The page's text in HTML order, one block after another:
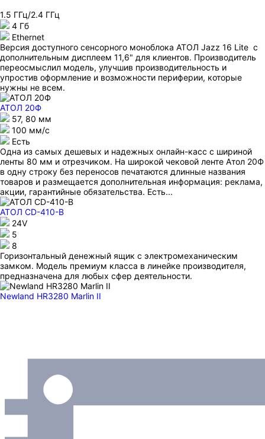
1.5 ГГц/2.4 ГГц
4 Гб
Ethernet
Версия доступного сенсорного моноблока АТОЛ Jazz 16 Lite с
дополнительным дисплеем 11,6" для клиентов. Производитель
переосмыслил модель, улучшив производительность и
упростив оформление и возможности периферии, которые
нужны не всем.
АТОЛ 20Ф
57, 80 мм
100 мм/c
Есть
Одна из самых дешевых и надежных онлайн-касс с шириной
ленты 80 мм и отрезчиком. На широкой чековой ленте Атол 20Ф
в одну строку без переносов печатаются длинные названия
товаров и размещается дополнительная информация: реклама,
акции, гарантийные обязательства. Есть...
АТОЛ CD-410-В
24V
5
8
Горизонтальный денежный ящик с электромеханическим
замком. Модель премиум класса в линейке производителя,
предназначена для любых сфер деятельности.
Newland HR3280 Marlin II